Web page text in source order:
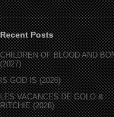
Recent Posts
CHILDREN OF BLOOD AND
(2027)
IS GOD IS (2026)
LES VACANCES DE GOLO &
RITCHIE (2026)